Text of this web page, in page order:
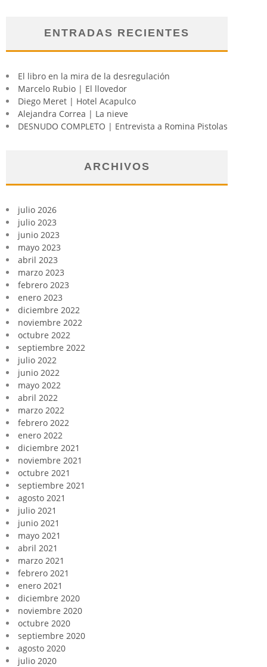
ENTRADAS RECIENTES
El libro en la mira de la desregulación
Marcelo Rubio | El llovedor
Diego Meret | Hotel Acapulco
Alejandra Correa | La nieve
DESNUDO COMPLETO | Entrevista a Romina Pistolas
ARCHIVOS
julio 2026
julio 2023
junio 2023
mayo 2023
abril 2023
marzo 2023
febrero 2023
enero 2023
diciembre 2022
noviembre 2022
octubre 2022
septiembre 2022
julio 2022
junio 2022
mayo 2022
abril 2022
marzo 2022
febrero 2022
enero 2022
diciembre 2021
noviembre 2021
octubre 2021
septiembre 2021
agosto 2021
julio 2021
junio 2021
mayo 2021
abril 2021
marzo 2021
febrero 2021
enero 2021
diciembre 2020
noviembre 2020
octubre 2020
septiembre 2020
agosto 2020
julio 2020